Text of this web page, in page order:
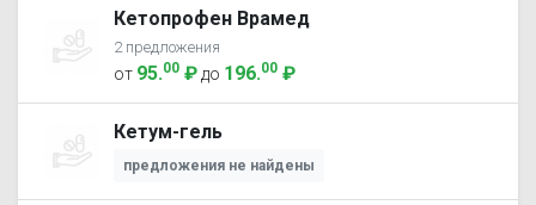
Кетопрофен Врамед
2 предложения
от 95.00 ₽ до 196.00 ₽
Кетум-гель
предложения не найдены